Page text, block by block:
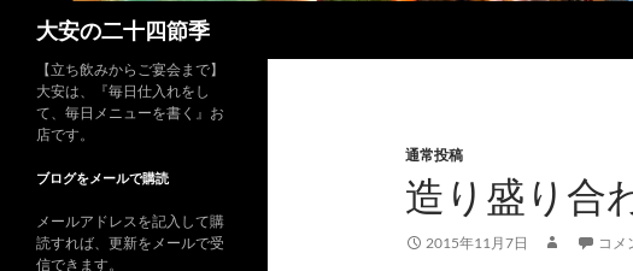
大安の二十四節季
通常投稿
造り盛り合
2015年11月7日 コメ
【立ち飲みからご宴会まで】
大安は、『毎日仕入れをし
て、毎日メニューを書く』お
店です。
ブログをメールで購読
メールアドレスを記入して購
読すれば、更新をメールで受
信できます。